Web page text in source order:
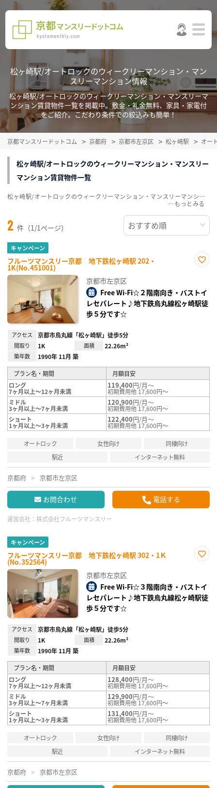
松ヶ崎駅/オートロックのウィークリーマンション・マン
スリーマンション情報
松ヶ崎駅/オートロックのウィークリーマンション・マンスリーマ
ンション賃貸物件一覧を掲載中。敷金・礼金無料、家具・家電付
をご紹介。こだわり条件での絞込みも簡単！
京都マンスリードットコム 京都府 京都市左京区 松ヶ崎駅 オー
松ヶ崎駅/オートロックのウィークリーマンション・マンスリー
マンション賃貸物件一覧
2 件（1/1ページ）
キャンペーン
フルーツマンスリー京都 地下鉄松ヶ崎駅 202・
1K(No.451001)
録
京都市左京区
Free Wi-Fi☆２階南向き・バストイ
レセパレート♪地下鉄烏丸線松ヶ崎駅徒
歩５分です☆
アクセス 京都市烏丸線「松ヶ崎駅」徒歩5分
間取り 1K 面積 22.26m²
築年数 1990年 11月 築
プラン名・期間
月額目安
ロング
7ヶ月以上～12ヶ月未満
119,400円/月～
初期費用他 17,600円～
ミドル
3ヶ月以上～7ヶ月未満
120,900円/月～
初期費用他 17,600円～
ショート
1ヶ月以上～3ヶ月未満
122,400円/月～
初期費用他 17,600円～
オートロック 女性向け
同棲向け
駅近
インターネット無料
京都府 京都市左京区
お問合わせ 電話する
運営会社： 株式会社フルーツマンスリー
キャンペーン
フルーツマンスリー京都 地下鉄松ヶ崎駅 302・1Ｋ
(No.352564)
録
京都市左京区
Free Wi-Fi☆３階南向き・バストイ
レセパレート♪地下鉄烏丸線松ヶ崎駅徒
歩５分です☆
アクセス 京都市烏丸線「松ヶ崎駅」徒歩5分
間取り 1K 面積 22.26m²
築年数 1990年 11月 築
プラン名・期間
月額目安
ロング
7ヶ月以上～12ヶ月未満
128,400円/月～
初期費用他 17,600円～
ミドル
3ヶ月以上～7ヶ月未満
129,900円/月～
初期費用他 17,600円～
ショート
1ヶ月以上～3ヶ月未満
131,400円/月～
初期費用他 17,600円～
オートロック 女性向け
同棲向け
駅近
インターネット無料
京都府 京都市左京区
松ヶ崎駅/オートロックのウィークリーマンション・マンスリーマンション賃貸物件一覧を掲載中。敷金・礼金無料、家具・家電付をご紹介。こだわり条件での絞込みも簡単！
…